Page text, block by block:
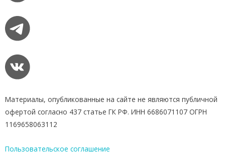
Материалы, опубликованные на сайте не являются публичной
офертой согласно 437 статье ГК РФ. ИНН 6686071107 ОГРН
1169658063112
Пользовательское соглашение